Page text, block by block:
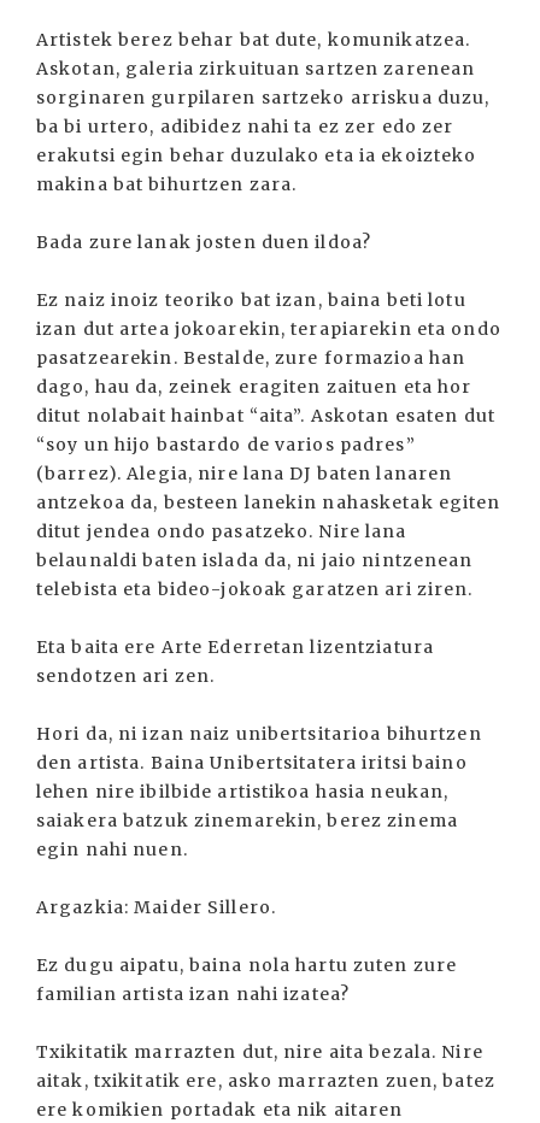
Artistek berez behar bat dute, komunikatzea.
Askotan, galeria zirkuituan sartzen zarenean
sorginaren gurpilaren sartzeko arriskua duzu,
ba bi urtero, adibidez nahi ta ez zer edo zer
erakutsi egin behar duzulako eta ia ekoizteko
makina bat bihurtzen zara.
Bada zure lanak josten duen ildoa?
Ez naiz inoiz teoriko bat izan, baina beti lotu
izan dut artea jokoarekin, terapiarekin eta ondo
pasatzearekin. Bestalde, zure formazioa han
dago, hau da, zeinek eragiten zaituen eta hor
ditut nolabait hainbat “aita”. Askotan esaten dut
“soy un hijo bastardo de varios padres”
(barrez). Alegia, nire lana DJ baten lanaren
antzekoa da, besteen lanekin nahasketak egiten
ditut jendea ondo pasatzeko. Nire lana
belaunaldi baten islada da, ni jaio nintzenean
telebista eta bideo-jokoak garatzen ari ziren.
Eta baita ere Arte Ederretan lizentziatura
sendotzen ari zen.
Hori da, ni izan naiz unibertsitarioa bihurtzen
den artista. Baina Unibertsitatera iritsi baino
lehen nire ibilbide artistikoa hasia neukan,
saiakera batzuk zinemarekin, berez zinema
egin nahi nuen.
Argazkia: Maider Sillero.
Ez dugu aipatu, baina nola hartu zuten zure
familian artista izan nahi izatea?
Txikitatik marrazten dut, nire aita bezala. Nire
aitak, txikitatik ere, asko marrazten zuen, batez
ere komikien portadak eta nik aitaren